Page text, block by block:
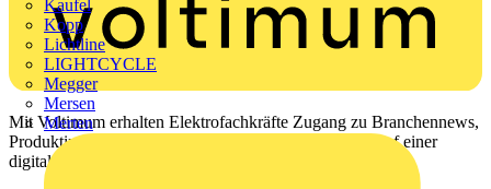
Kaufel
Kopp
Lichtline
LIGHTCYCLE
Megger
Mersen
Merten
Mit Voltimum erhalten Elektrofachkräfte Zugang zu Branchennews,
Produktinformationen, Schulungen und Tools – alles auf einer
digitalen Plattform und Community.